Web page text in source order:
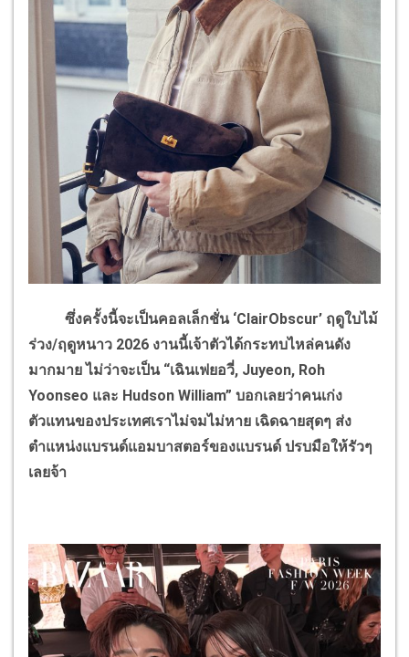
ซึ่งครั้งนี้จะเป็นคอลเล็กชั่น ‘ClairObscur’ ฤดูใบไม้
ร่วง/ฤดูหนาว 2026 งานนี้เจ้าตัวได้กระทบไหล่คนดัง
มากมาย ไม่ว่าจะเป็น “เฉินเฟยอวี่, Juyeon, Roh
Yoonseo และ Hudson William” บอกเลยว่าคนเก่ง
ตัวแทนของประเทศเราไม่จมไม่หาย เฉิดฉายสุดๆ ส่ง
ตำแหน่งแบรนด์แอมบาสตอร์ของแบรนด์ ปรบมือให้รัวๆ
เลยจ้า